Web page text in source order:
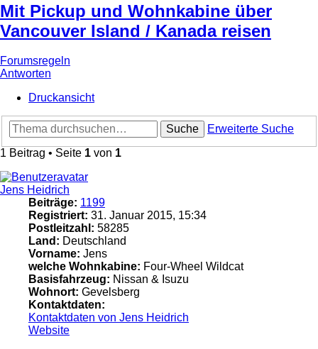
Mit Pickup und Wohnkabine über
Vancouver Island / Kanada reisen
Forumsregeln
Antworten
Druckansicht
Suche
Erweiterte Suche
1 Beitrag • Seite 1 von 1
Jens Heidrich
Beiträge: 1199
Registriert: 31. Januar 2015, 15:34
Postleitzahl: 58285
Land: Deutschland
Vorname: Jens
welche Wohnkabine: Four-Wheel Wildcat
Basisfahrzeug: Nissan & Isuzu
Wohnort: Gevelsberg
Kontaktdaten:
Kontaktdaten von Jens Heidrich
Website